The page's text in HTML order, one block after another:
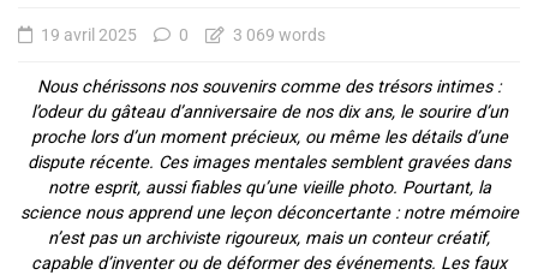
19 avril 2025 0 3 069 words
Nous chérissons nos souvenirs comme des trésors intimes :
l’odeur du gâteau d’anniversaire de nos dix ans, le sourire d’un
proche lors d’un moment précieux, ou même les détails d’une
dispute récente. Ces images mentales semblent gravées dans
notre esprit, aussi fiables qu’une vieille photo. Pourtant, la
science nous apprend une leçon déconcertante : notre mémoire
n’est pas un archiviste rigoureux, mais un conteur créatif,
capable d’inventer ou de déformer des événements. Les faux